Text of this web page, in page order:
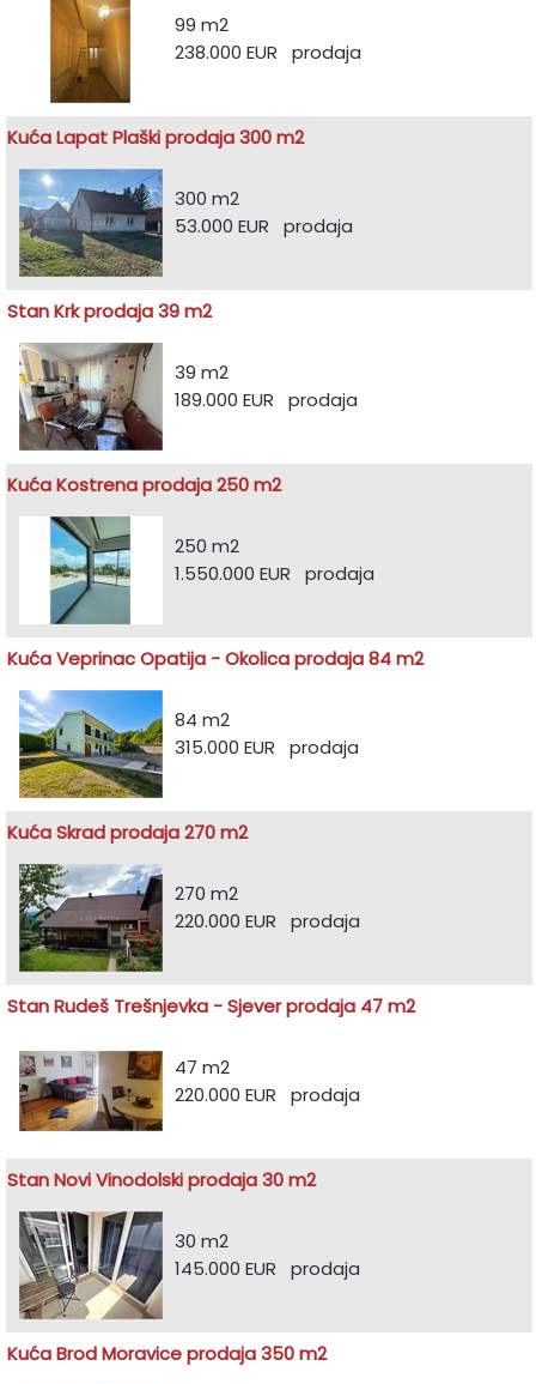
99 m2
238.000 EUR prodaja
Kuća Lapat Plaški prodaja 300 m2
300 m2
53.000 EUR prodaja
Stan Krk prodaja 39 m2
39 m2
189.000 EUR prodaja
Kuća Kostrena prodaja 250 m2
250 m2
1.550.000 EUR prodaja
Kuća Veprinac Opatija - Okolica prodaja 84 m2
84 m2
315.000 EUR prodaja
Kuća Skrad prodaja 270 m2
270 m2
220.000 EUR prodaja
Stan Rudeš Trešnjevka - Sjever prodaja 47 m2
47 m2
220.000 EUR prodaja
Stan Novi Vinodolski prodaja 30 m2
30 m2
145.000 EUR prodaja
Kuća Brod Moravice prodaja 350 m2